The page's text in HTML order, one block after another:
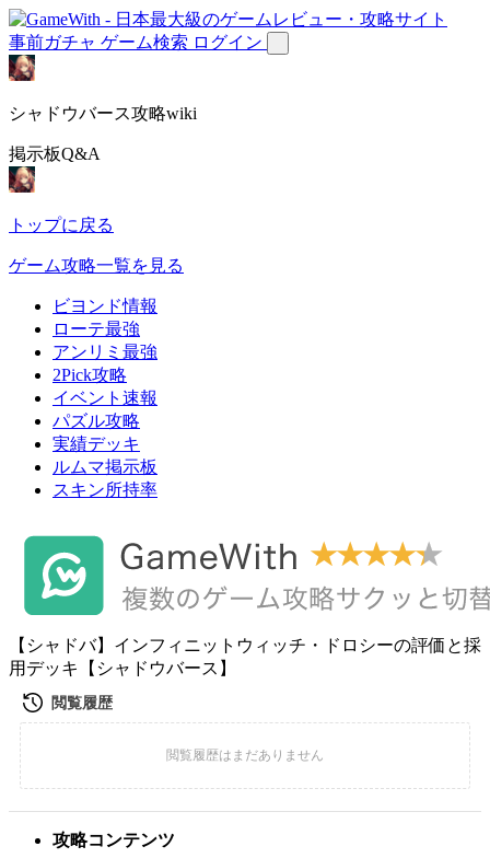
事前ガチャ ゲーム検索 ログイン
シャドウバース攻略wiki
掲示板Q&A
トップに戻る
ゲーム攻略一覧を見る
ビヨンド情報
ローテ最強
アンリミ最強
2Pick攻略
イベント速報
パズル攻略
実績デッキ
ルムマ掲示板
スキン所持率
【シャドバ】インフィニットウィッチ・ドロシーの評価と採
用デッキ【シャドウバース】
攻略コンテンツ